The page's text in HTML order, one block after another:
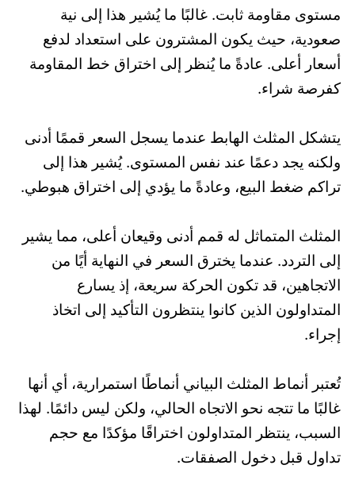
مستوى مقاومة ثابت. غالبًا ما يُشير هذا إلى نية
صعودية، حيث يكون المشترون على استعداد لدفع
أسعار أعلى. عادةً ما يُنظر إلى اختراق خط المقاومة
كفرصة شراء.
يتشكل المثلث الهابط عندما يسجل السعر قممًا أدنى
ولكنه يجد دعمًا عند نفس المستوى. يُشير هذا إلى
تراكم ضغط البيع، وعادةً ما يؤدي إلى اختراق هبوطي.
المثلث المتماثل له قمم أدنى وقيعان أعلى، مما يشير
إلى التردد. عندما يخترق السعر في النهاية أيًا من
الاتجاهين، قد تكون الحركة سريعة، إذ يسارع
المتداولون الذين كانوا ينتظرون التأكيد إلى اتخاذ
إجراء.
تُعتبر أنماط المثلث البياني أنماطًا استمرارية، أي أنها
غالبًا ما تتجه نحو الاتجاه الحالي، ولكن ليس دائمًا. لهذا
السبب، ينتظر المتداولون اختراقًا مؤكدًا مع حجم
تداول قبل دخول الصفقات.